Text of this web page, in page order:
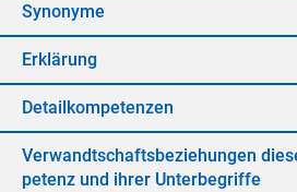
Syn­ony­me
Er­klä­rung
De­tail­kom­pe­ten­zen
Ver­wandt­schafts­be­zie­hun­gen
pe­tenz und ih­rer Un­ter­be­grif­fe